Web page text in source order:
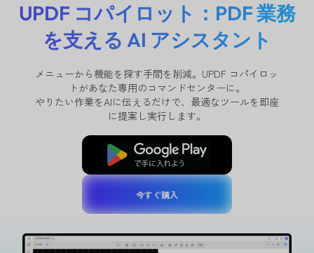
UPDF コパイロット：PDF 業務
を支える AI アシスタント
メニューから機能を探す手間を削減。UPDF コパイロッ
トがあなた専用のコマンドセンターに。
やりたい作業をAIに伝えるだけで、最適なツールを即座
に提案し実行します。
無料ダウンロード
今すぐ購入